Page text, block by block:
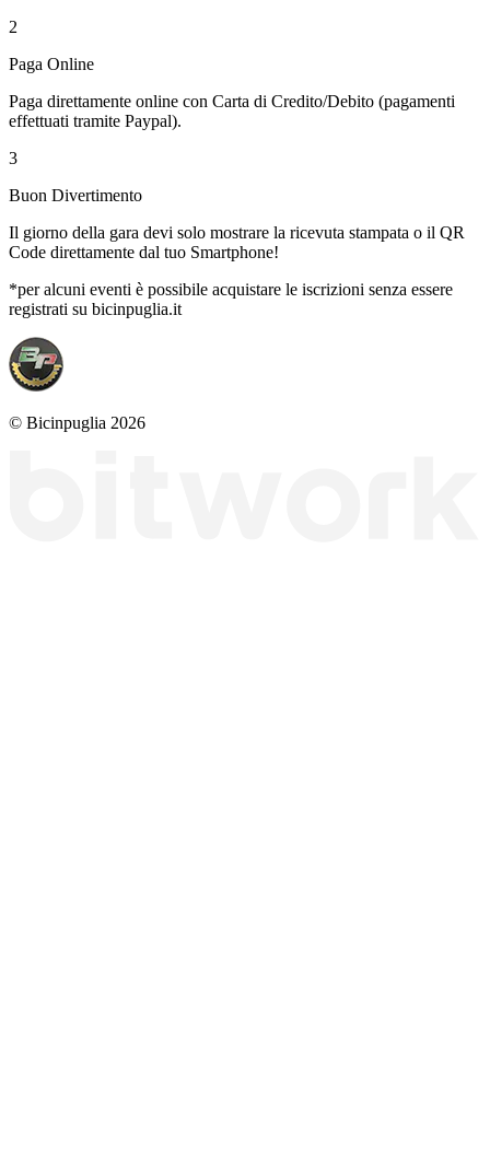
2
Paga Online
Paga direttamente online con Carta di Credito/Debito (pagamenti
effettuati tramite Paypal).
3
Buon Divertimento
Il giorno della gara devi solo mostrare la ricevuta stampata o il QR
Code direttamente dal tuo Smartphone!
*per alcuni eventi è possibile acquistare le iscrizioni senza essere
registrati su bicinpuglia.it
© Bicinpuglia 2026